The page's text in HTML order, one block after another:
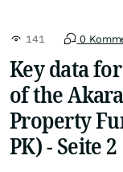
141 0
Key data
of the
Property
PK) - Seite 2